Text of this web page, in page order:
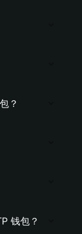
？
钱包？